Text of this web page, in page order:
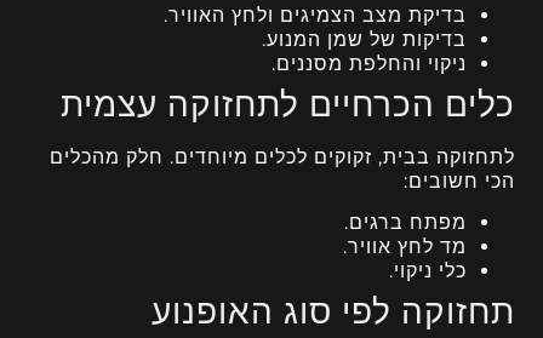
בדיקת מצב הצמיגים ולחץ האוויר.
בדיקות של שמן המנוע.
ניקוי והחלפת מסננים.
כלים הכרחיים לתחזוקה עצמית
לתחזוקה בבית, זקוקים לכלים מיוחדים. חלק מהכלים
הכי חשובים:
מפתח ברגים.
מד לחץ אוויר.
כלי ניקוי.
תחזוקה לפי סוג האופנוע